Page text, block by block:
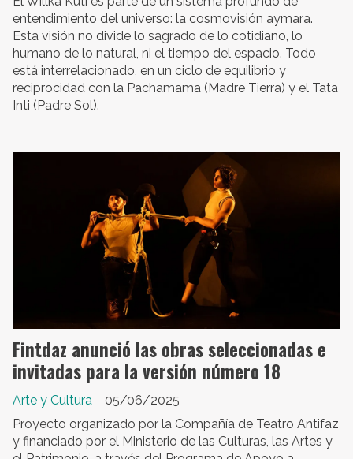
entendimiento del universo: la cosmovisión aymara.
Esta visión no divide lo sagrado de lo cotidiano, lo
humano de lo natural, ni el tiempo del espacio. Todo
está interrelacionado, en un ciclo de equilibrio y
reciprocidad con la Pachamama (Madre Tierra) y el Tata
Inti (Padre Sol).
Fintdaz anunció las obras seleccionadas e
invitadas para la versión número 18
Arte y Cultura
05/06/2025
Proyecto organizado por la Compañía de Teatro Antifaz
y financiado por el Ministerio de las Culturas, las Artes y